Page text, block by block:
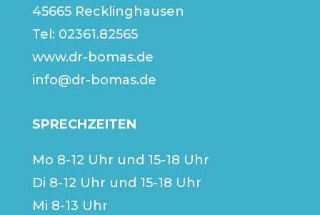
45665 Recklinghausen
Tel: 02361.82565
www.dr-bomas.de
info@dr-bomas.de
SPRECHZEITEN
Mo 8-12 Uhr und 15-18 Uhr
Di 8-12 Uhr und 15-18 Uhr
Mi 8-13 Uhr